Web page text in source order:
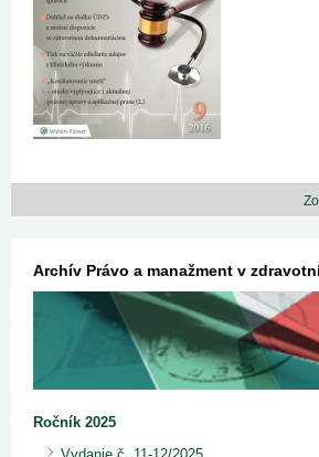
Archív Právo a manažment v
Ročník 2025